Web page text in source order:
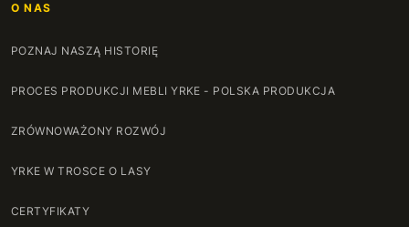
O NAS
POZNAJ NASZĄ HISTORIĘ
PROCES PRODUKCJI MEBLI YRKE - POLSKA PRODUKCJA
ZRÓWNOWAŻONY ROZWÓJ
YRKE W TROSCE O LASY
CERTYFIKATY